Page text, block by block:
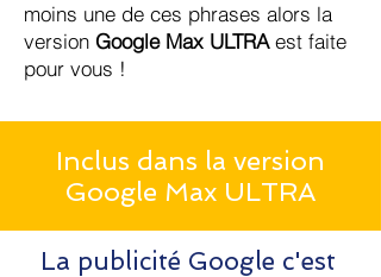
moins une de ces phrases alors la
version Google Max ULTRAest faite
pour vous !
Inclus dans la version
Google Max ULTRA
La publicité Google c'est